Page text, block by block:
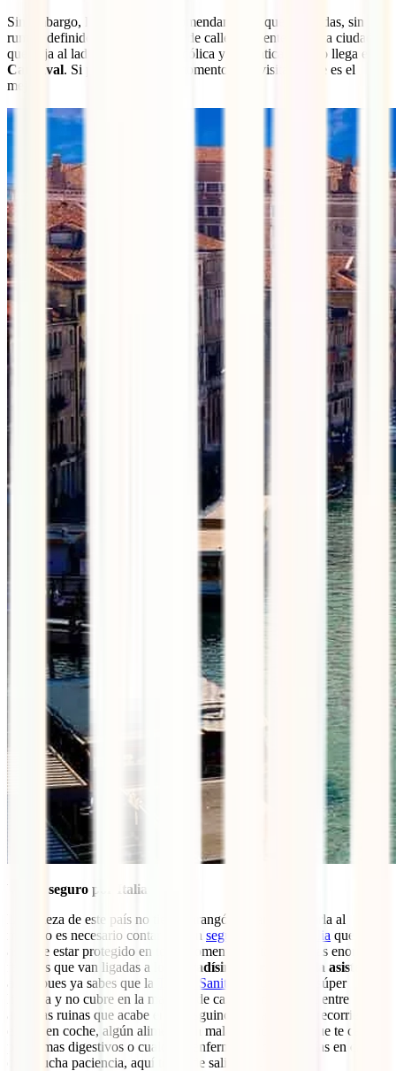
Sin embargo, lo que más te recomendamos es que te pierdas, sin
rumbo definido, por el laberinto de calles y puentes de una ciudad
que deja al lado su estela melancólica y romántica cuando llega el
Carnaval. Si puedes elegir el momento para visitarla, ese es el
mejor.
Viajar seguro por Italia
La belleza de este país no tiene parangón y para disfrutarla al
máximo es necesario contar con un seguro de viaje a Italia que te
asegure estar protegido en todo momento, evitando así las enormes
facturas que van ligadas a l
os elevadísimos precios de la asistencia
, pues ya sabes que la Tarjeta Sanitaria Europea
es súper
limitada y no cubre en la mayoría de casos. Un resbalón entre
antiguas ruinas que acabe en un esguince, un accidente recorriendo
el país en coche, algún alimento en malas condiciones que te cause
problemas digestivos o cualquier enfermedad que pasarías en casa
con mucha paciencia, aquí te puede salir caro.